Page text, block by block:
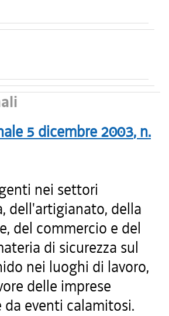
5 dicembre 2003, n.
nei settori
dell'artigianato, della
del commercio e del
di sicurezza sul
nei luoghi di lavoro,
delle imprese
eventi calamitosi.